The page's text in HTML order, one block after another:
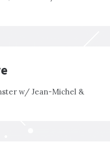
w/ Jean-Michel &